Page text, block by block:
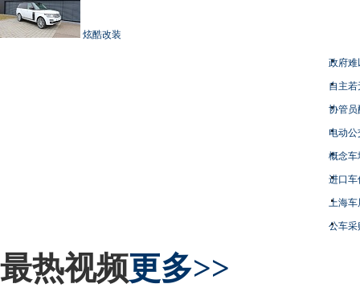
炫酷改装
政府难
自主
协管员
电动
概念车
进口车
上海
公车采
最热视频更多>>